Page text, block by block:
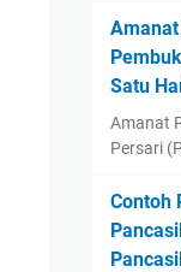
Satu
Amanat
Persari
Contoh